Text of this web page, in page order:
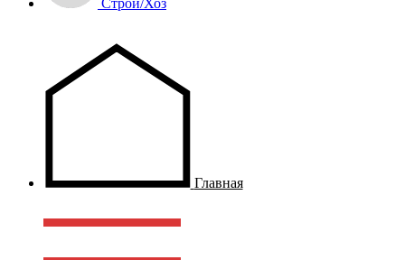
Строй/Хоз
Главная